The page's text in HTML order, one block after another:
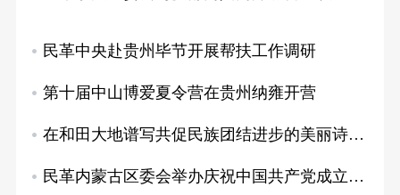
民革中央赴贵州毕节开展帮扶工作调研
第十届中山博爱夏令营在贵州纳雍开营
在和田大地谱写共促民族团结进步的美丽诗篇—…
民革内蒙古区委会举办庆祝中国共产党成立10…